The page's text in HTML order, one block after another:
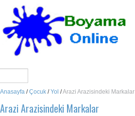
Anasayfa /Çocuk /Yol /Arazi Arazisindeki Markalar
Arazi Arazisindeki Markalar